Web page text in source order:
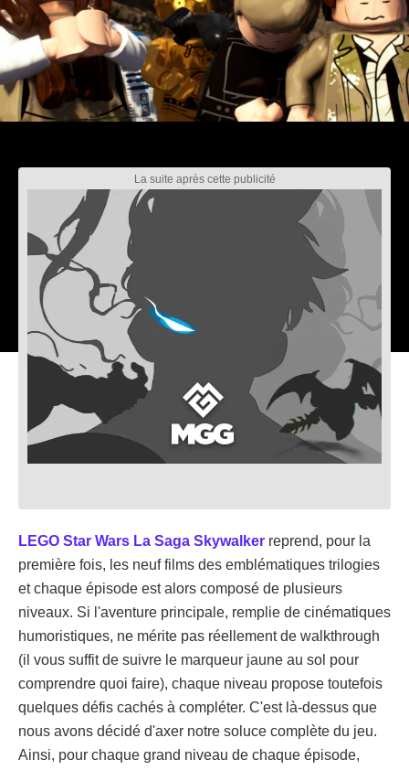
LEGO Star Wars La Saga Skywalker reprend, pour la
première fois, les neuf films des emblématiques trilogies
et chaque épisode est alors composé de plusieurs
niveaux. Si l'aventure principale, remplie de cinématiques
humoristiques, ne mérite pas réellement de walkthrough
(il vous suffit de suivre le marqueur jaune au sol pour
comprendre quoi faire), chaque niveau propose toutefois
quelques défis cachés à compléter. C'est là-dessus que
nous avons décidé d'axer notre soluce complète du jeu.
Ainsi, pour chaque grand niveau de chaque épisode,